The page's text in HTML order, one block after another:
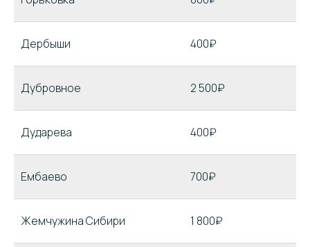
Дербыши 400₽
Дубровное 2 500₽
Дударева 400₽
Ембаево 700₽
Жемчужина Сибири 1 800₽